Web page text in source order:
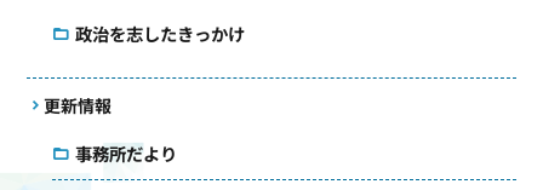
政治を志したきっかけ
更新情報
事務所だより